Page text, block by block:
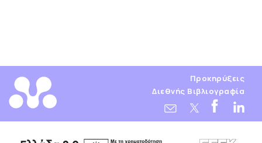
Προκηρύξεις
Διεθνής Βιβλιογραφία